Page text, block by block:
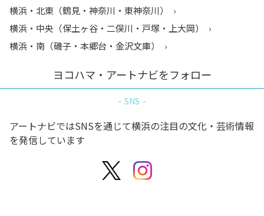
横浜・北東（鶴見・神奈川・東神奈川）
横浜・中央（保土ヶ谷・二俣川・戸塚・上大岡）
横浜・南（磯子・本郷台・金沢文庫）
ヨコハマ・アートナビをフォロー
SNS
アートナビではSNSを通じて横浜の注目の文化・芸術情報
を発信しています